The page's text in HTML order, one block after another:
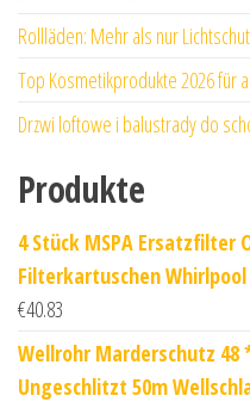
Rollläden: Mehr als nur
Top Kosmetikprodukte 2026 für
Drzwi loftowe i balustrady do
Produkte
4 Stück MSPA Ersatzfilter
Filterkartuschen
€40.83
Wellrohr Marderschutz 48
Ungeschlitzt 50m